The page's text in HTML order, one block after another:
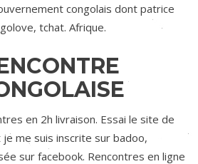
congolais dont patrice
tchat. Afrique.
en 2h livraison. Essai le site de
me suis inscrite sur badoo,
sur facebook. Rencontres en ligne